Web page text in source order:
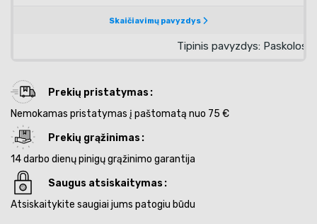
Prekių pristatymas
Nemokamas pristatymas į paštomatą nuo 75 €
Prekių grąžinimas
14 darbo dienų pinigų grąžinimo garantija
Saugus atsiskaitymas
Atsiskaitykite saugiai jums patogiu būdu